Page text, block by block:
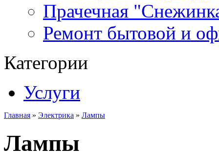
Прачечная
Ремонт бытовой и
Категории
Услуги
Главная » Электрика » Лампы
Лампы